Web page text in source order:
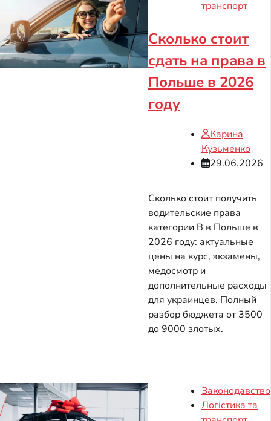
транспорт
Сколько стоит
сдать на права в
Польше в 2026
году
Карина
Кузьменко
29.06.2026
Сколько стоит получить
водительские права
категории B в Польше в
2026 году: актуальные
цены на курс, экзамены,
медосмотр и
дополнительные расходы
для украинцев. Полный
разбор бюджета от 3500
до 9000 злотых.
Законодавство
Логістика та